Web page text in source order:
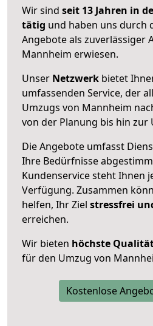
Wir sind seit 13 Jahren in
tätig und haben uns durch
Angebote als zuverlässiger
Mannheim erwiesen.
Unser Netzwerk bietet
umfassenden Service, der
Umzugs von Mannheim
von der Planung bis hin zur
Die Angebote umfasst
Ihre Bedürfnisse
Kundenservice steht Ihnen
Verfügung. Zusammen
helfen, Ihr Ziel stressfrei
erreichen.
Wir bieten höchste
für den Umzug von
Kostenlose